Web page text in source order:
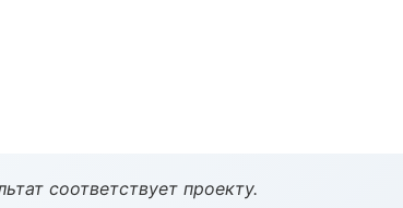
соответствует проекту.